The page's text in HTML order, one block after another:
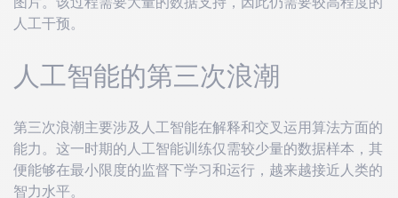
人工干预。
人工智能的第三次浪潮
第三次浪潮主要涉及人工智能在解释和交叉运用算法方面的
能力。这一时期的人工智能训练仅需较少量的数据样本，其
便能够在最小限度的监督下学习和运行，越来越接近人类的
智力水平。